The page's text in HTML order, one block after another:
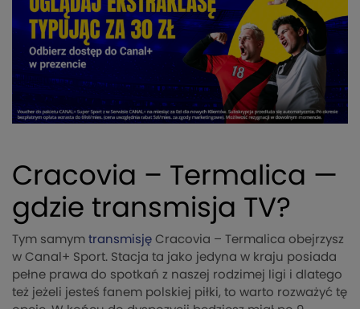
Cracovia – Termalica —
gdzie transmisja TV?
Tym samym transmisję Cracovia – Termalica obejrzysz
w Canal+ Sport. Stacja ta jako jedyna w kraju posiada
pełne prawa do spotkań z naszej rodzimej ligi i dlatego
też jeżeli jesteś fanem polskiej piłki, to warto rozważyć tę